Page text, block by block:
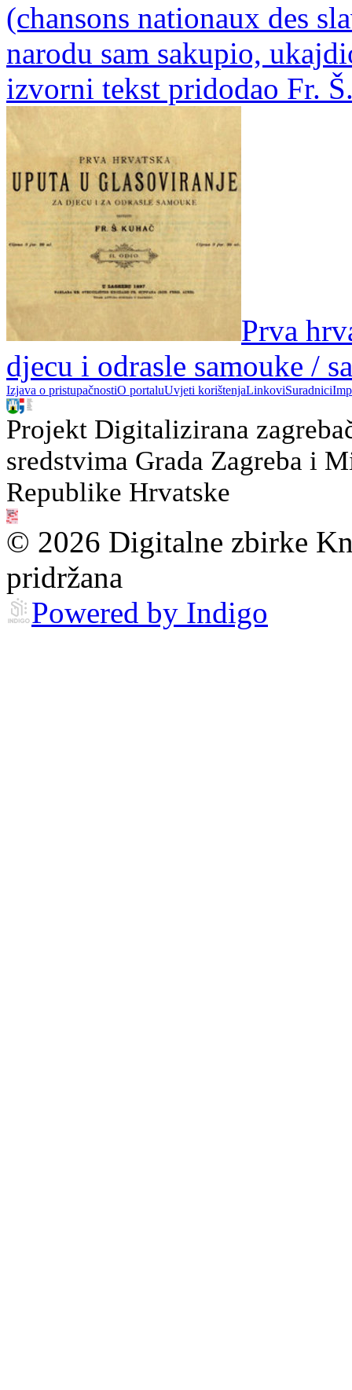
(chansons nationaux des
narodu sam sakupio,
izvorni tekst pridodao Fr.
Prva
djecu i odrasle samouke /
Izjava o pristupačnostiO portaluUvjeti korištenjaLinkoviSuradnici
Projekt Digitalizirana
sredstvima Grada Zagreba i
Republike Hrvatske
© 2026 Digitalne zbirke
pridržana
Powered by Indigo